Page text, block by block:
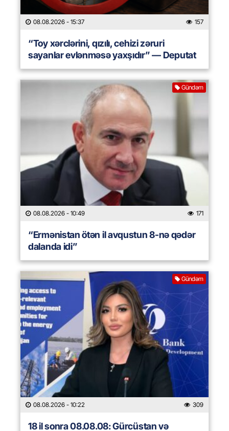
08.08.2026 - 15:37 157
“Toy xərclərini, qızılı, cehizi zəruri
sayanlar evlənməsə yaxşıdır” — Deputat
Gündəm
08.08.2026 - 10:49 171
“Ermənistan ötən il avqustun 8-nə qədər
dalanda idi”
Gündəm
08.08.2026 - 10:22 309
18 il sonra 08.08.08: Gürcüstan və